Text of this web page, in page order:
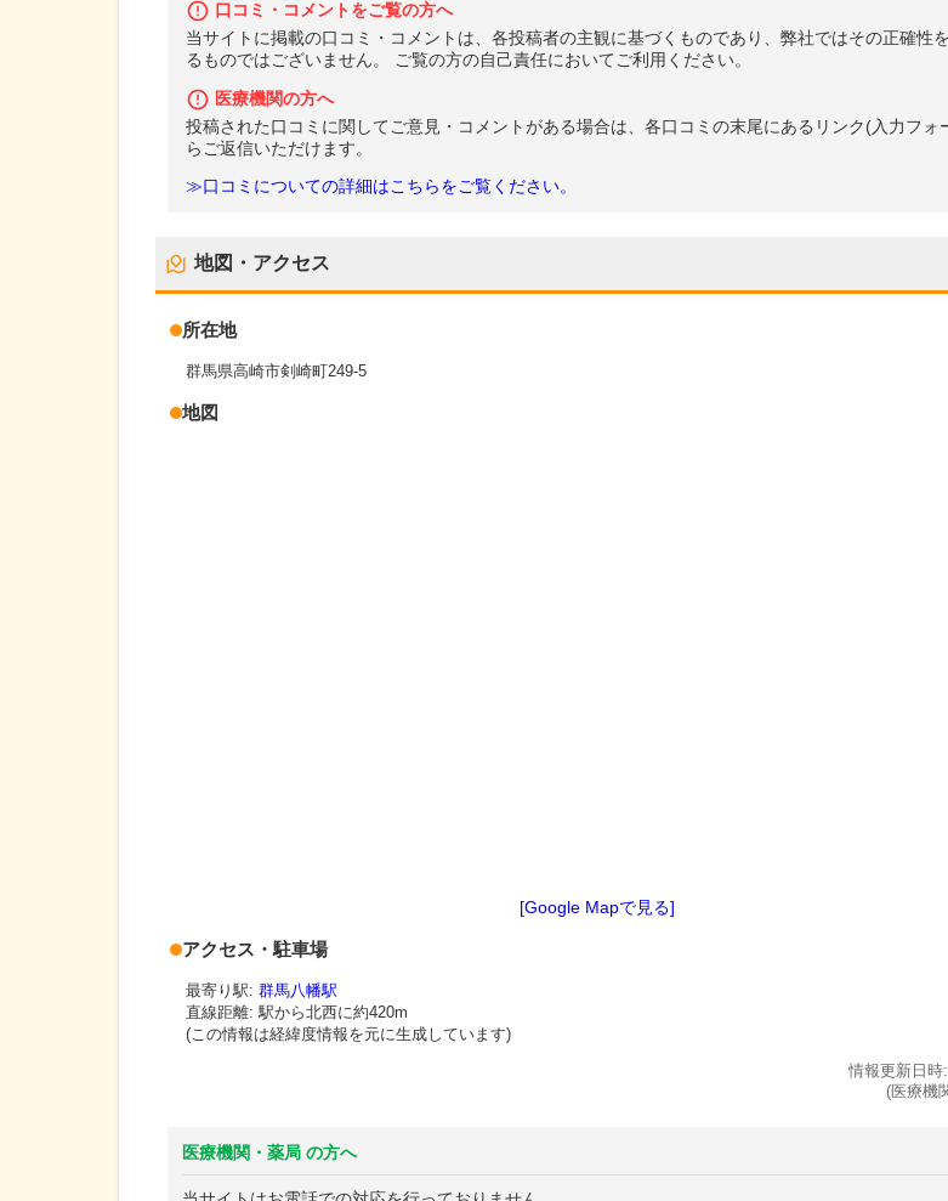
口コミ・コメントをご覧の方へ
当サイトに掲載の口コミ・コメントは、各投稿者の主観に基づくものであり、弊社ではその正確性
るものではございません。 ご覧の方の自己責任においてご利用ください。
医療機関の方へ
投稿された口コミに関してご意見・コメントがある場合は、各口コミの末尾にあるリンク(入力フォ
らご返信いただけます。
≫口コミについての詳細はこちらをご覧ください。
地図・アクセス
所在地
群馬県高崎市剣崎町249-5
地図
[Google Mapで見る]
アクセス・駐車場
最寄り駅: 群馬八幡駅
直線距離: 駅から北西に約420m
(この情報は経緯度情報を元に生成しています)
情報更新日時:
(医療機
医療機関・薬局 の方へ